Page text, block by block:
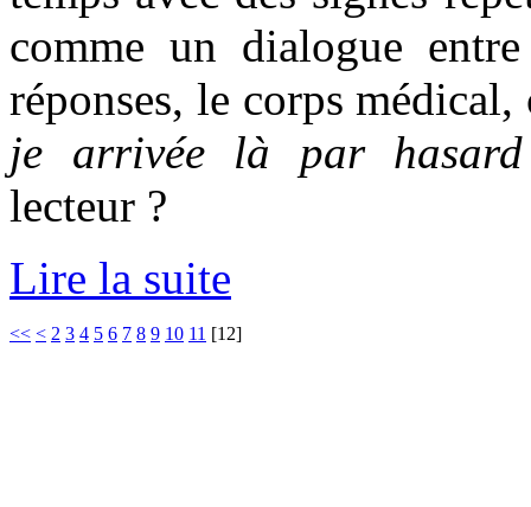
comme un dialogue
réponses, le corps
je arrivée là par
lecteur ?
Lire la suite
<< < 2 3 4 5 6 7 8 9 10 11 [12]